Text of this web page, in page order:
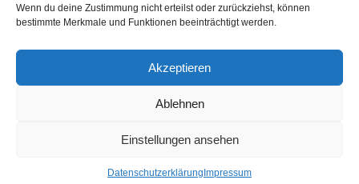
Wenn du deine Zustimmung nicht erteilst oder zurückziehst, können
bestimmte Merkmale und Funktionen beeinträchtigt werden.
Akzeptieren
Ablehnen
Einstellungen ansehen
Datenschutzerklärung Impressum
43Leserstimmen